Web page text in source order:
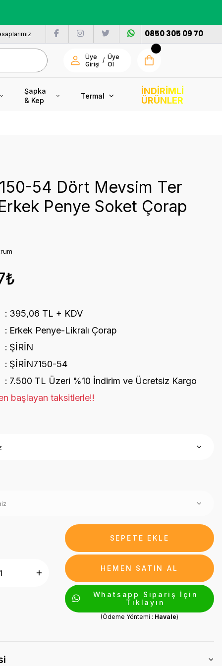
0850 305 09 70
Üye
Girişi
/ Üye
Ol
Şapka
& Kep
Termal
İNDİRİMLİ
ÜRÜNLER
54 Dört Mevsim Ter
Penye Soket Çorap
395,06 TL + KDV
Erkek Penye-Likralı Çorap
ŞİRİN
ŞİRİN7150-54
7.500 TL Üzeri %10 İndirim ve Ücretsiz Kargo
başlayan taksitlerle!!
SEPETE EKLE
HEMEN SATIN AL
Whatsapp Sipariş İçin
Tıklayın
(Ödeme Yöntemi : Havale)